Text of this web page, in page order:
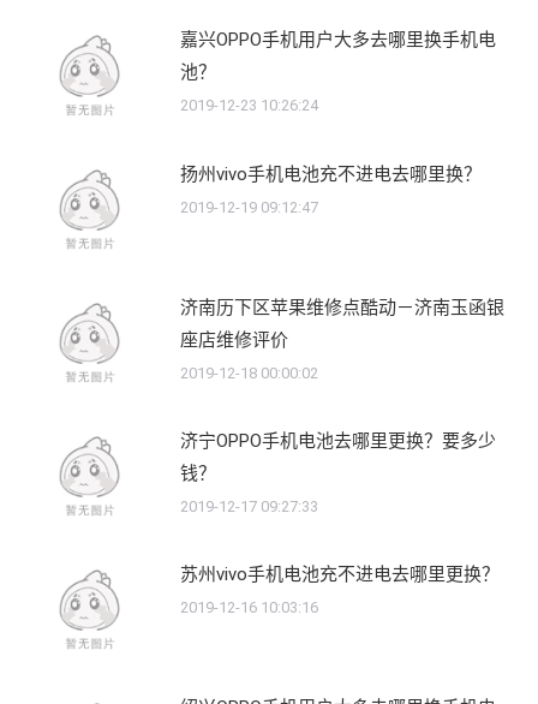
嘉兴OPPO手机用户大多去哪里换手机电
池？
2019-12-23 10:26:24
扬州vivo手机电池充不进电去哪里换？
2019-12-19 09:12:47
济南历下区苹果维修点酷动－济南玉函银
座店维修评价
2019-12-18 00:00:02
济宁OPPO手机电池去哪里更换？要多少
钱？
2019-12-17 09:27:33
苏州vivo手机电池充不进电去哪里更换？
2019-12-16 10:03:16